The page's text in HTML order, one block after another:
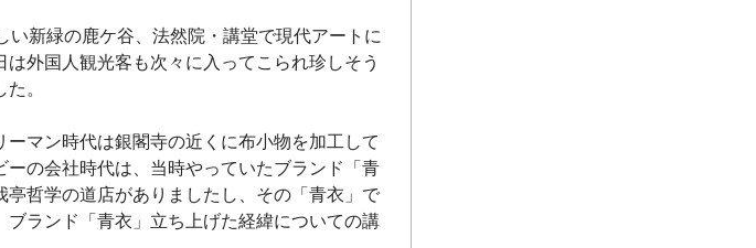
新緑の鹿ケ谷、法然院・講堂で現代アートに
外国人観光客も次々に入ってこられ珍しそう
。
マン時代は銀閣寺の近くに布小物を加工して
の会社時代は、当時やっていたブランド「青
哲学の道店がありましたし、その「青衣」で
ランド「青衣」立ち上げた経緯についての講